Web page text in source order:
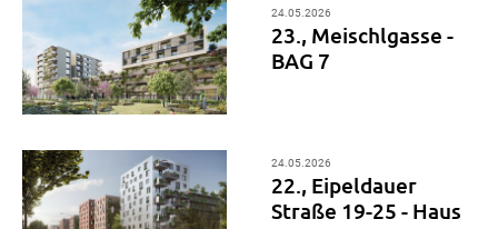
24.05.2026
23., Meischlgasse -
BAG 7
24.05.2026
22., Eipeldauer
Straße 19-25 - Haus